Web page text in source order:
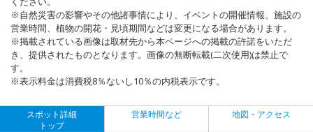
※自然災害の影響やその他諸事情により、イベントの開催情報、施設の
営業時間、植物の開花・見頃期間などは変更になる場合があります。
※掲載されている画像は取材先から本ページへの掲載の許諾をいただ
き、提供されたものとなります。画像の無断転載(二次使用)は禁止で
す。
※表示料金は消費税8％ないし10％の内税表示です。
スポット詳細
トップ
営業時間など 地図・アクセス